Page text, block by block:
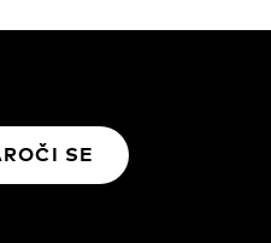
SE